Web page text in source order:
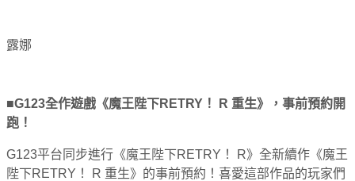
露娜
■G123全作遊戲《魔王陛下RETRY！ R 重生》，事前預約開
跑！
G123平台同步進行《魔王陛下RETRY！ R》全新續作《魔王
陛下RETRY！ R 重生》的事前預約！喜愛這部作品的玩家們